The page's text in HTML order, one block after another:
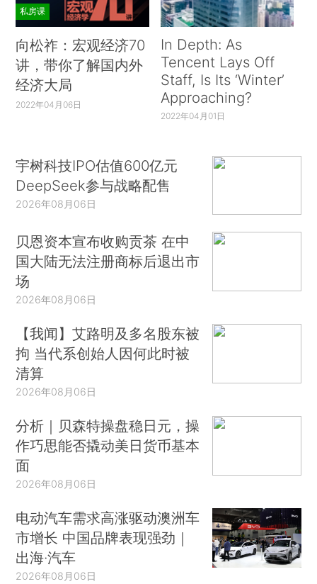
私房课
向松祚：宏观经济70
讲，带你了解国内外
经济大局
2022年04月06日
In Depth: As
Tencent Lays Off
Staff, Is Its ‘Winter’
Approaching?
2022年04月01日
宇树科技IPO估值600亿元
DeepSeek参与战略配售
2026年08月06日
贝恩资本宣布收购贡茶 在中
国大陆无法注册商标后退出市
场
2026年08月06日
【我闻】艾路明及多名股东被
拘 当代系创始人因何此时被
清算
2026年08月06日
分析｜贝森特操盘稳日元，操
作巧思能否撬动美日货币基本
面
2026年08月06日
电动汽车需求高涨驱动澳洲车
市增长 中国品牌表现强劲｜
出海·汽车
2026年08月06日